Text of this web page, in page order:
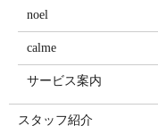
noel
calme
サービス案内
スタッフ紹介